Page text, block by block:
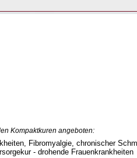
Kompaktkuren angeboten:
Fibromyalgie, chronischer
- drohende Frauenkrankheiten